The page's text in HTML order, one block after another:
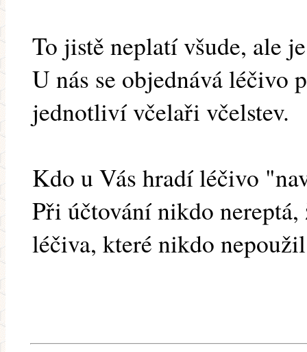
To jistě neplatí všude, ale
U nás se objednává léčivo
jednotliví včelaři včelstev.
Kdo u Vás hradí léčivo
Při účtování nikdo
léčiva, které nikdo